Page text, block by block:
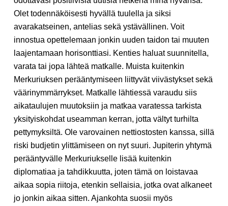
Olet todennäköisesti hyvällä tuulella ja siksi
avarakatseinen, antelias sekä ystävällinen. Voit
innostua opettelemaan jonkin uuden taidon tai muuten
laajentamaan horisonttiasi. Kenties haluat suunnitella,
varata tai jopa lähteä matkalle. Muista kuitenkin
Merkuriuksen perääntymiseen liittyvät viivästykset sekä
väärinymmärrykset. Matkalle lähtiessä varaudu siis
aikataulujen muutoksiin ja matkaa varatessa tarkista
yksityiskohdat useamman kerran, jotta vältyt turhilta
pettymyksiltä. Ole varovainen nettiostosten kanssa, sillä
riski budjetin ylittämiseen on nyt suuri. Jupiterin yhtymä
perääntyvälle Merkuriukselle lisää kuitenkin
diplomatiaa ja tahdikkuutta, joten tämä on loistavaa
aikaa sopia riitoja, etenkin sellaisia, jotka ovat alkaneet
jo jonkin aikaa sitten. Ajankohta suosii myös